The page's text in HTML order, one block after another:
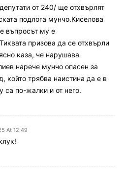
от 240/ ще отхвърлят
подлога мунчо.Киселова
въпросът му е
призова да се отхвърли
каза, че нарушава
нарече мунчо опасен за
който трябва наистина да е в
са по-жалки и от него.
At 12:49